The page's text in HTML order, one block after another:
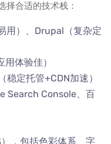
择合适的技术栈：
用）、Drupal（复杂定
体验佳）
定托管+CDN加速）
Search Console、百
，包括色彩体系、字